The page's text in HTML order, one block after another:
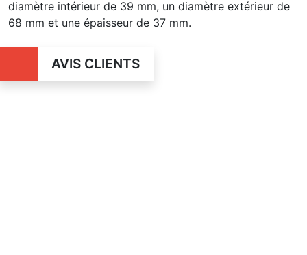
diamètre intérieur de 39 mm, un diamètre extérieur de
68 mm et une épaisseur de 37 mm.
AVIS CLIENTS